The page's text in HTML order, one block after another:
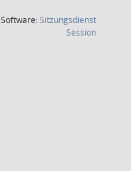
Software:Sitzungsdienst
Session(Wird in